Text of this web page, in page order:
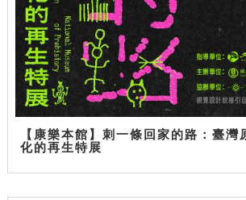
【康樂本館】刺一條回家的路：臺灣
化的再生特展